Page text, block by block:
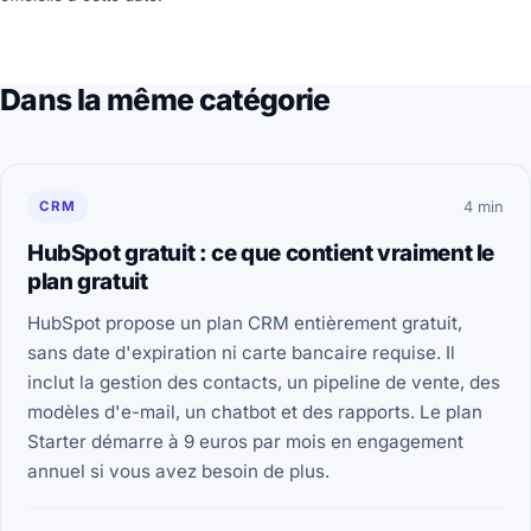
Dans la même catégorie
CRM 4 min
HubSpot gratuit : ce que contient vraiment le
plan gratuit
HubSpot propose un plan CRM entièrement gratuit,
sans date d'expiration ni carte bancaire requise. Il
inclut la gestion des contacts, un pipeline de vente, des
modèles d'e-mail, un chatbot et des rapports. Le plan
Starter démarre à 9 euros par mois en engagement
annuel si vous avez besoin de plus.